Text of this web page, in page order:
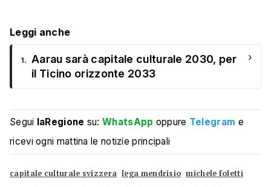
Leggi anche
1. Aarau sarà capitale culturale 2030, per
il Ticino orizzonte 2033
›
Segui laRegione su:WhatsApp oppure Telegram e
ricevi ogni mattina le notizie principali
capitale culturale svizzera lega mendrisio michele foletti